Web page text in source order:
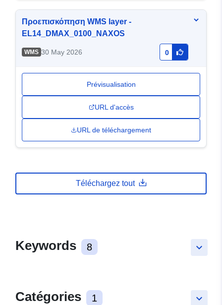
Προεπισκόπηση WMS layer -
EL14_DMAX_0100_NAXOS
WMS 30 May 2026 0
Prévisualisation
URL d'accès
URL de téléchargement
Téléchargez tout
keyboard_arrow_down
Keywords 8
keyboard_arrow_down
Catégories 1